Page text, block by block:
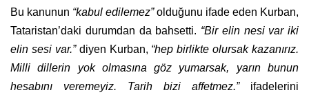
Bu kanunun “kabul edilemez”olduğunu ifade eden Kurban,
Tataristan’daki durumdan da bahsetti. “Bir elin nesi var iki
elin sesi var.” diyen Kurban, “hep birlikte olursak kazanırız.
Milli dillerin yok olmasına göz yumarsak, yarın bunun
hesabını veremeyiz. Tarih bizi affetmez.”ifadelerini